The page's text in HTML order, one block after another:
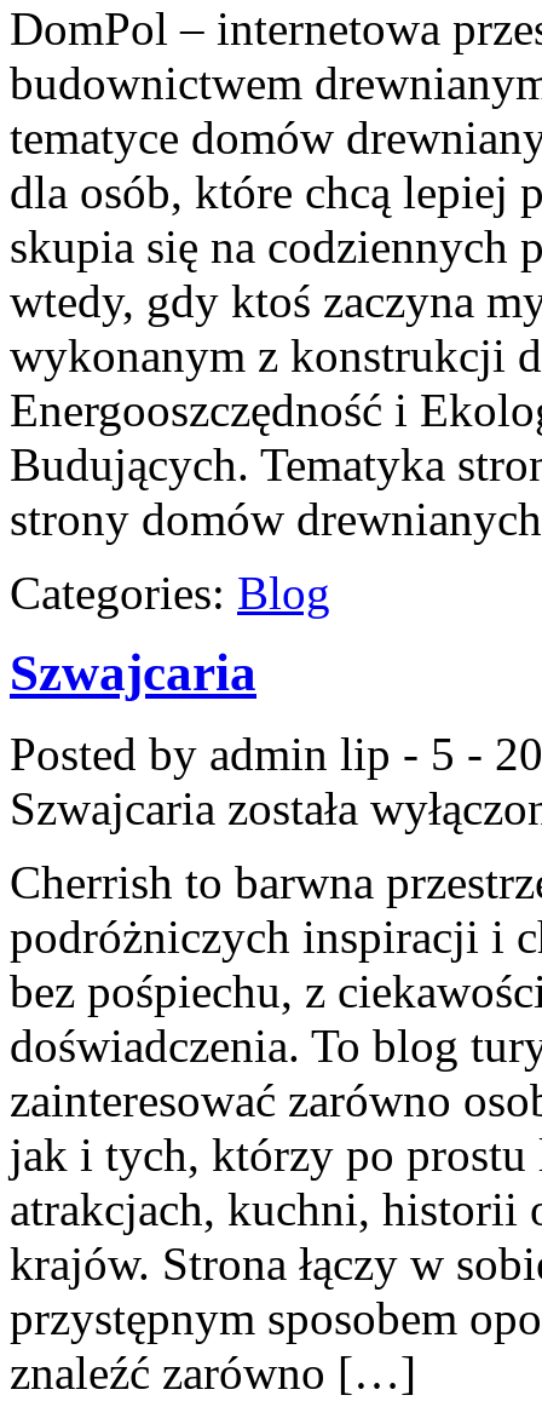
DomPol – internetowa
budownictwem
tematyce domów
dla osób, które chcą lepiej
skupia się na codziennych
wtedy, gdy ktoś zaczyna
wykonanym z konstrukcji
Energooszczędność i
Budujących. Tematyka
strony domów
Categories: Blog
Szwajcaria
Posted by admin lip - 5 -
Szwajcaria została
Cherrish to barwna
podróżniczych inspiracji i
bez pośpiechu, z
doświadczenia. To blog
zainteresować zarówno
jak i tych, którzy po prostu
atrakcjach, kuchni, historii
krajów. Strona łączy w
przystępnym sposobem
znaleźć zarówno […]